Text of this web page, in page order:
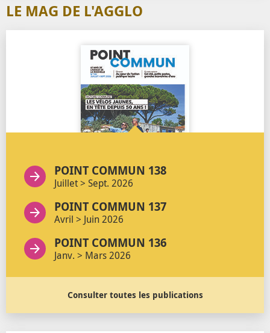
LE MAG DE L'AGGLO
POINT COMMUN 138
Juillet > Sept. 2026
POINT COMMUN 137
Avril > Juin 2026
POINT COMMUN 136
Janv. > Mars 2026
Consulter toutes les publications